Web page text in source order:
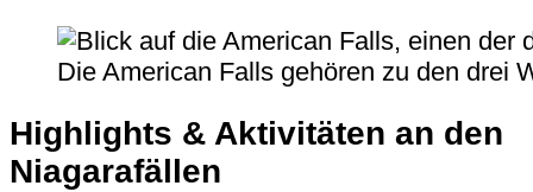
Die American Falls gehören zu den drei
Highlights & Aktivitäten an den
Niagarafällen